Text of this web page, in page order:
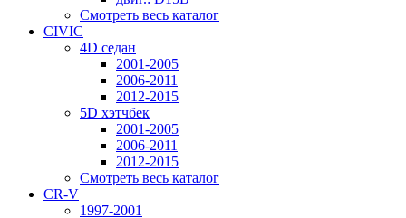
Смотреть весь каталог
CIVIC
4D седан
2001-2005
2006-2011
2012-2015
5D хэтчбек
2001-2005
2006-2011
2012-2015
Смотреть весь каталог
CR-V
1997-2001